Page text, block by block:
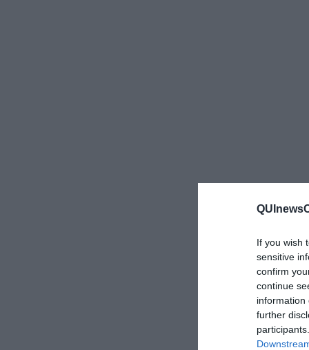
If you wish
sensitive
confirm
continue
information
further